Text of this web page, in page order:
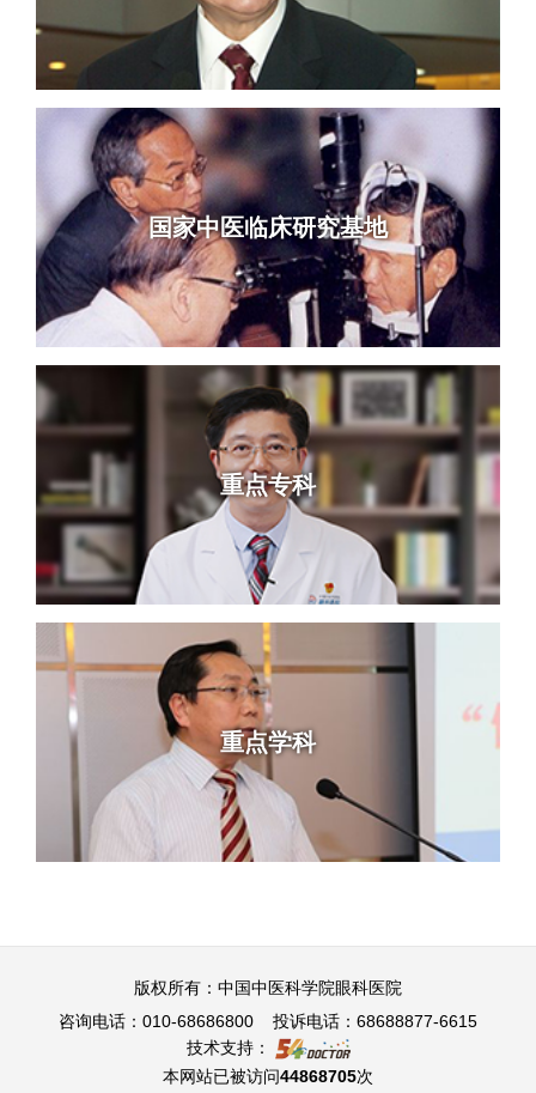
国家中医临床研究基地
重点专科
重点学科
版权所有：中国中医科学院眼科医院
咨询电话：010-68686800 投诉电话：68688877-6615
技术支持：
本网站已被访问44868705次